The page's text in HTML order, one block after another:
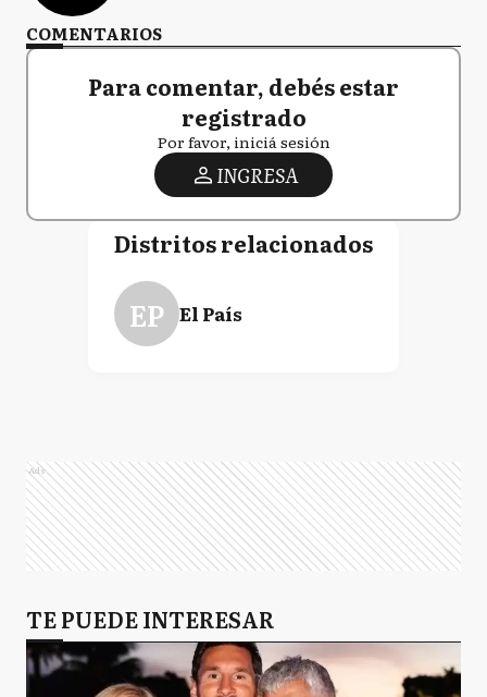
COMENTARIOS
Para comentar, debés estar
registrado
Por favor, iniciá sesión
INGRESA
Distritos relacionados
EP El País
Ads
TE PUEDE INTERESAR